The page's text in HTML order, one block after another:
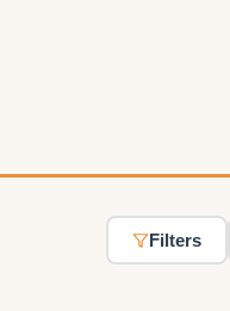
Filters